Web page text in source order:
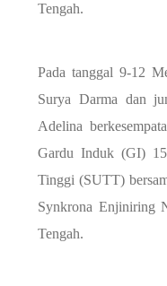
Tengah.
Pada tanggal 9-12
Surya Darma dan
Adelina
Gardu Induk (GI)
Tinggi (SUTT)
Synkrona Enjiniring
Tengah.